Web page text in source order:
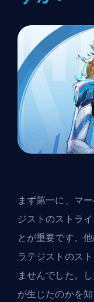
まず第一に、マ
ジストのストラ
とが重要です。
ラテジストのス
ませんでした。
が生じたのかを